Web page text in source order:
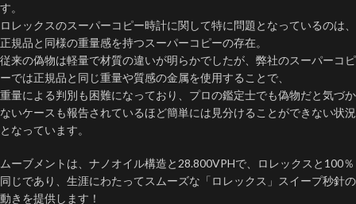
す。
ロレックスのスーパーコピー時計に関して特に問題となっているのは、
正規品と同様の重量感を持つスーパーコピーの存在。
従来の偽物は軽量で材質の違いが明らかでしたが、弊社のスーパーコピ
ーでは正規品と同じ重量や質感の金属を使用することで、
重量による判別も困難になっており、プロの鑑定士でも偽物だと気づか
ないケースも報告されているほど簡単には見分けることができない状況
となっています。
ムーブメントは、ナノオイル構造と28.800VPHで、ロレックスと100％
同じであり、生涯にわたってスムーズな「ロレックス」スイープ秒針の
動きを提供します！